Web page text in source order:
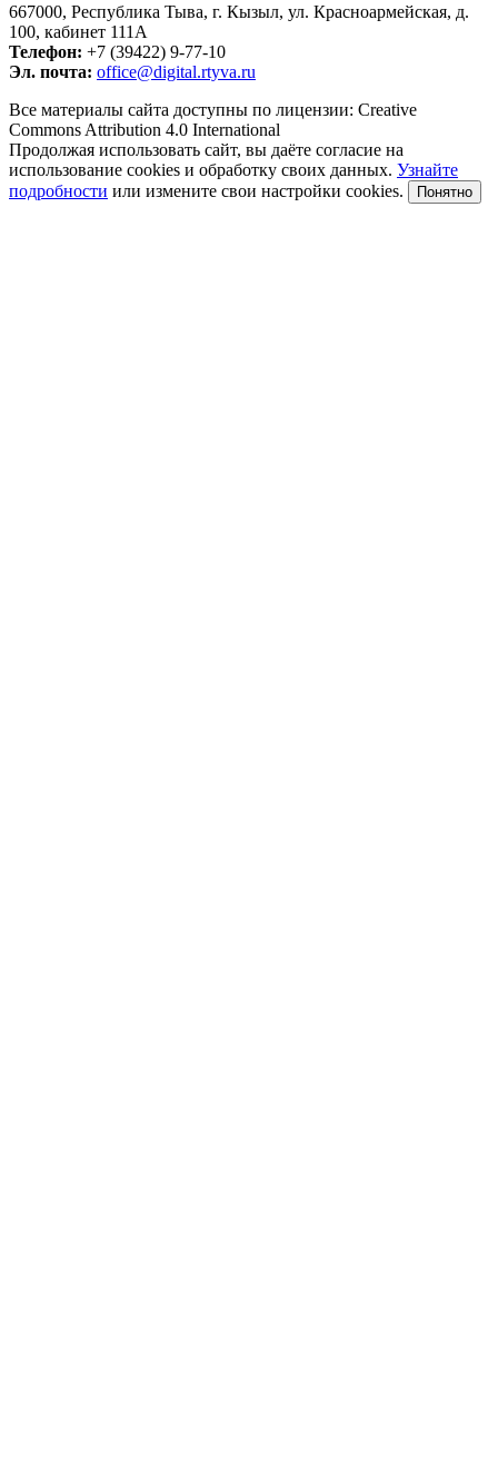
667000, Республика Тыва, г. Кызыл, ул. Красноармейская, д.
100, кабинет 111А
Телефон: +7 (39422) 9-77-10
Эл. почта: office@digital.rtyva.ru
Все материалы сайта доступны по лицензии: Creative
Commons Attribution 4.0 International
Продолжая использовать сайт, вы даёте согласие на
использование cookies и обработку своих данных. Узнайте
подробности или измените свои настройки cookies. Понятно